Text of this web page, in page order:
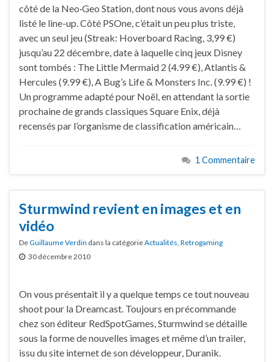
côté de la Neo·Geo Station, dont nous vous avons déjà
listé le line-up. Côté PSOne, c’était un peu plus triste,
avec un seul jeu (Streak: Hoverboard Racing, 3,99 €)
jusqu’au 22 décembre, date à laquelle cinq jeux Disney
sont tombés : The Little Mermaid 2 (4.99 €), Atlantis &
Hercules (9.99 €), A Bug’s Life & Monsters Inc. (9.99 €) !
Un programme adapté pour Noël, en attendant la sortie
prochaine de grands classiques Square Enix, déjà
recensés par l’organisme de classification américain…
1 Commentaire
Sturmwind revient en images et en
vidéo
DeGuillaume Verdin dans la catégorieActualités Retrogaming
30 décembre 2010
On vous présentait il y a quelque temps ce tout nouveau
shoot pour la Dreamcast. Toujours en précommande
chez son éditeur RedSpotGames, Sturmwind se détaille
sous la forme de nouvelles images et même d’un trailer,
issu du site internet de son développeur, Duranik.